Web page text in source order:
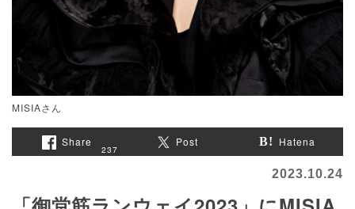
MISIAさん
Share
237
Post Hatena
2023.10.24